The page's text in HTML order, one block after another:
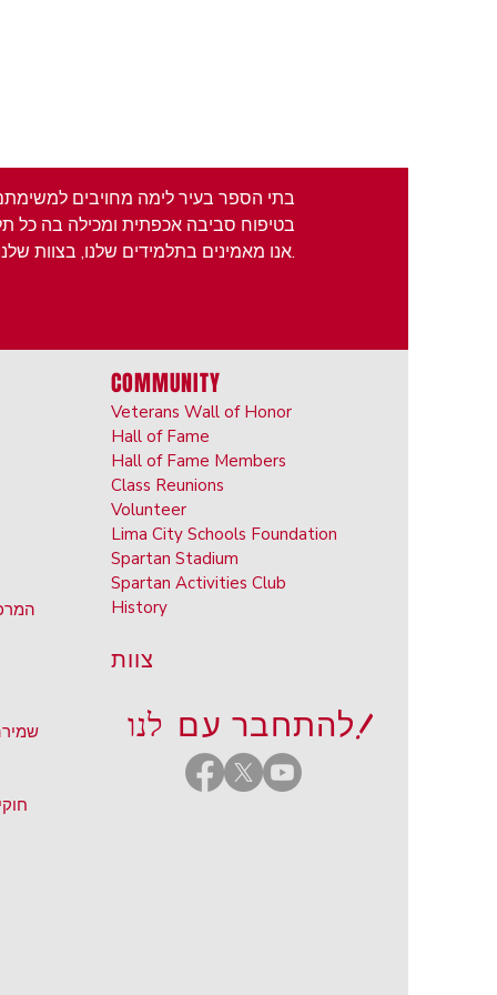
בתי הספר בעיר לימה מחויבים
בטיפוח סביבה אכפתית ומכילה בה כל
אנו מאמינים בתלמידים שלנו, בצוות שלנו, במשפחות שלנו ובקהילה שלנו.
COMMUNITY
Veterans Wall of Honor
Hall of Fame
Hall of Fame Members
Class Reunions
Volunteer
Lima City Schools Foundation
Spartan Stadium
Spartan Activities Club
History
צוות
להתחבר עםלנו!